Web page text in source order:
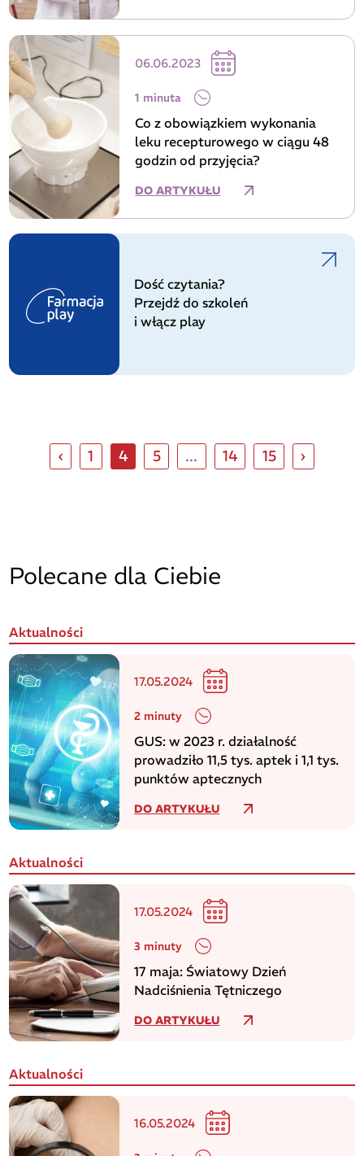
06.06.2023
1 minuta
Co z obowiązkiem wykonania
leku recepturowego w ciągu 48
godzin od przyjęcia?
DO ARTYKUŁU
Dość czytania?
Przejdź do szkoleń
i włącz play
‹ 1 4 5 ... 14 15 ›
Polecane dla Ciebie
Aktualności
17.05.2024
2 minuty
GUS: w 2023 r. działalność
prowadziło 11,5 tys. aptek i 1,1 tys.
punktów aptecznych
DO ARTYKUŁU
Aktualności
17.05.2024
3 minuty
17 maja: Światowy Dzień
Nadciśnienia Tętniczego
DO ARTYKUŁU
Aktualności
16.05.2024